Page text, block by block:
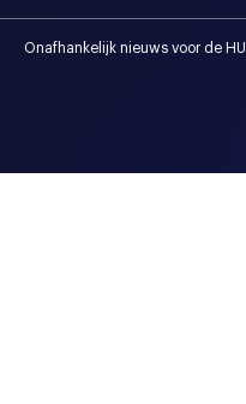
Onafhankelijk nieuws voor de HU